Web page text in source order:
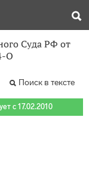
Суда РФ от
О
Поиск в тексте
с 17.02.2010